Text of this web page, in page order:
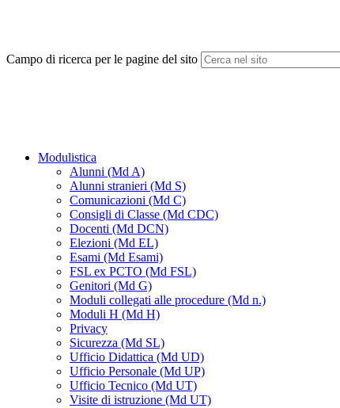
Campo di ricerca per le pagine del sito
Modulistica
Alunni (Md A)
Alunni stranieri (Md S)
Comunicazioni (Md C)
Consigli di Classe (Md CDC)
Docenti (Md DCN)
Elezioni (Md EL)
Esami (Md Esami)
FSL ex PCTO (Md FSL)
Genitori (Md G)
Moduli collegati alle procedure (Md n.)
Moduli H (Md H)
Privacy
Sicurezza (Md SL)
Ufficio Didattica (Md UD)
Ufficio Personale (Md UP)
Ufficio Tecnico (Md UT)
Visite di istruzione (Md UT)